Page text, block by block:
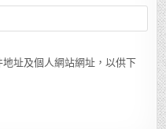
址及個人網站網址，以供下